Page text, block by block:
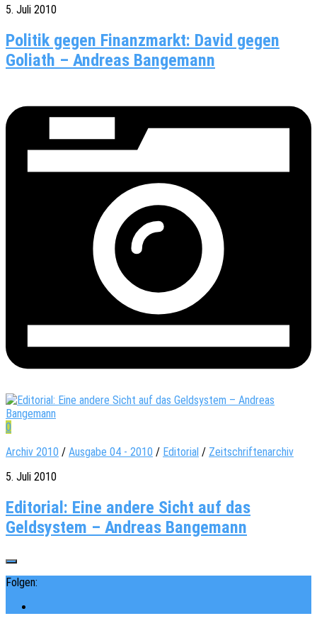
5. Juli 2010
Politik gegen Finanzmarkt: David gegen
Goliath – Andreas Bangemann
0
Archiv 2010 / Ausgabe 04 - 2010 / Editorial / Zeitschriftenarchiv
5. Juli 2010
Editorial: Eine andere Sicht auf das
Geldsystem – Andreas Bangemann
Folgen: